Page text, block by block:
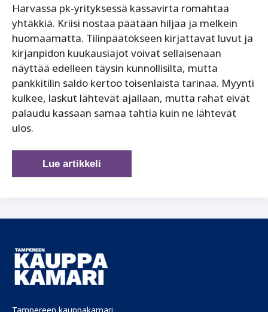
Harvassa pk-yrityksessä kassavirta romahtaa
yhtäkkiä. Kriisi nostaa päätään hiljaa ja melkein
huomaamatta. Tilinpäätökseen kirjattavat luvut ja
kirjanpidon kuukausiajot voivat sellaisenaan
näyttää edelleen täysin kunnollisilta, mutta
pankkitilin saldo kertoo toisenlaista tarinaa. Myynti
kulkee, laskut lähtevät ajallaan, mutta rahat eivät
palaudu kassaan samaa tahtia kuin ne lähtevät
ulos.
Kassavirtakriisien
anatomia:
miten
kriisi
voidaan
Lue artikkeli